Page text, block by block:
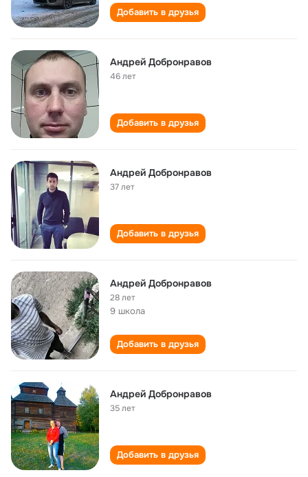
Добавить в друзья
Андрей Добронравов
46 лет
Добавить в друзья
Андрей Добронравов
37 лет
Добавить в друзья
Андрей Добронравов
28 лет
9 школа
Добавить в друзья
Андрей Добронравов
35 лет
Добавить в друзья